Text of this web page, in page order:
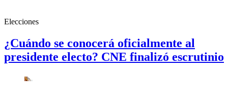
Elecciones
¿Cuándo se conocerá oficialmente al
presidente electo? CNE finalizó escrutinio